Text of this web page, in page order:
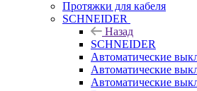
Протяжки для кабеля
SCHNEIDER
Назад
SCHNEIDER
Автоматические
Автоматические
Автоматические